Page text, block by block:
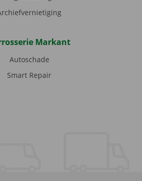
Markant
Autoschade
Smart Repair